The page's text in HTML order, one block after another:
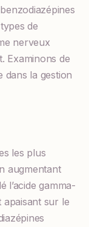
de
nerveux
Examinons de
dans la gestion
les plus
augmentant
l’acide gamma-
sur le